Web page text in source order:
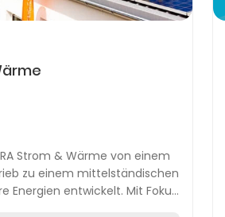
Strom & Wärme von einem
zu einem mittelständischen
Energien entwickelt. Mit Fokus